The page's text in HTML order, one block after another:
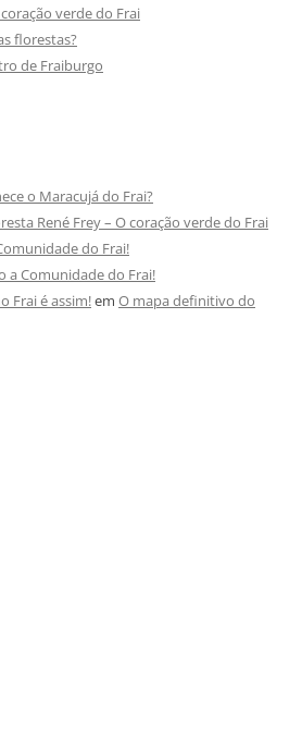
verde do Frai
florestas?
de Fraiburgo
o Maracujá do Frai?
René Frey – O coração verde do Frai
do Frai!
a Comunidade do Frai!
Frai é assim!em O mapa definitivo do